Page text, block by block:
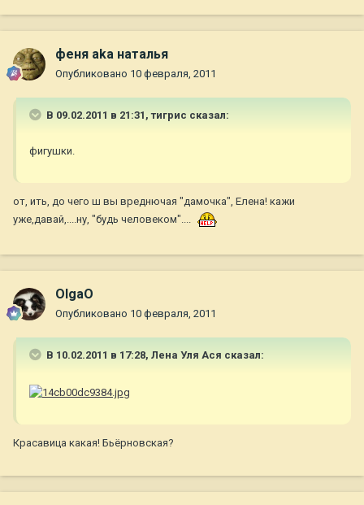
феня aka наталья
Опубликовано 10 февраля, 2011
В 09.02.2011 в 21:31, тигрис сказал:
фигушки.
от, ить, до чего ш вы вреднючая "дамочка", Елена! кажи
уже,давай,....ну, "будь человеком"....
OlgaO
Опубликовано 10 февраля, 2011
В 10.02.2011 в 17:28, Лена Уля Ася сказал:
Красавица какая! Бьёрновская?